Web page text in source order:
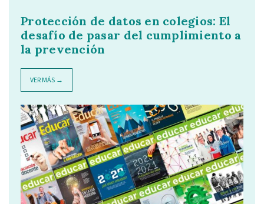
Protección de datos en colegios: El
desafío de pasar del cumplimiento a
la prevención
VER MÁS →